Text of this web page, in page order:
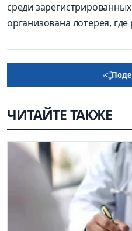
среди
организована лотерея,
ЧИТАЙТЕ ТАКЖЕ